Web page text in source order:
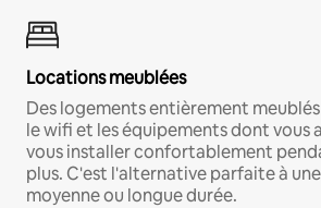
Locations meublées
Des logements entièrement
le wifi et les équipements dont vous
vous installer confortablement
plus. C'est l'alternative parfaite à
moyenne ou longue durée.